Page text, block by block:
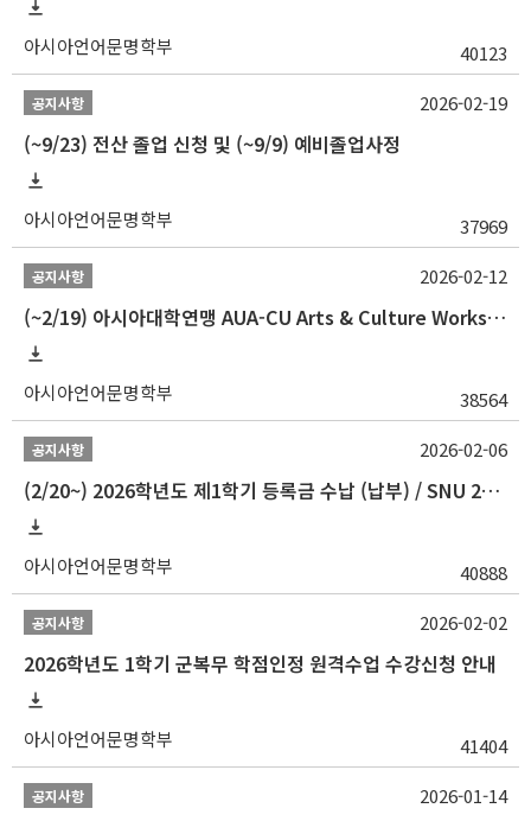
아시아언어문명학부 40123
공지사항
(~9/23) 전산 졸업 신청 및 (~9/9) 예비졸업사정
아시아언어문명학부 37969
2026-02-19
공지사항
(~2/19) 아시아대학연맹 AUA-CU Arts & Culture Workshop Camp 2026 참가자 선발 안내
아시아언어문명학부 38564
2026-02-12
공지사항
(2/20~) 2026학년도 제1학기 등록금 수납 (납부) / SNU 26-1 Tuition fee payment notice
아시아언어문명학부 40888
2026-02-06
공지사항
2026학년도 1학기 군복무 학점인정 원격수업 수강신청 안내
아시아언어문명학부 41404
2026-02-02
공지사항 2026-01-14